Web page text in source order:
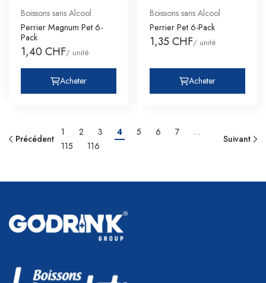
Boissons sans Alcool
Perrier Magnum Pet 6-
Pack
1,40 CHF/ unité
Acheter
Boissons sans Alcool
Perrier Pet 6-Pack
1,35 CHF/ unité
Acheter
Précédent
1 2 3 4 5 6 7
…
115
116
Suivant